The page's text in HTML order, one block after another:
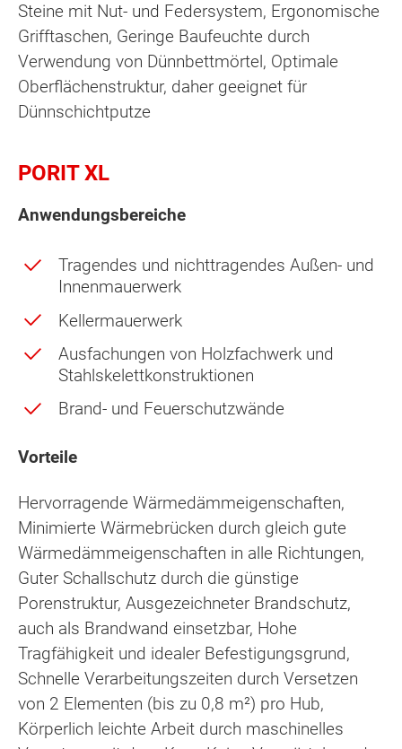
Steine mit Nut- und Federsystem, Ergonomische
Grifftaschen, Geringe Baufeuchte durch
Verwendung von Dünnbettmörtel, Optimale
Oberflächenstruktur, daher geeignet für
Dünnschichtputze
PORIT XL
Anwendungsbereiche
Tragendes und nichttragendes Außen- und
Innenmauerwerk
Kellermauerwerk
Ausfachungen von Holzfachwerk und
Stahlskelettkonstruktionen
Brand- und Feuerschutzwände
Vorteile
Hervorragende Wärmedämmeigenschaften,
Minimierte Wärmebrücken durch gleich gute
Wärmedämmeigenschaften in alle Richtungen,
Guter Schallschutz durch die günstige
Porenstruktur, Ausgezeichneter Brandschutz,
auch als Brandwand einsetzbar, Hohe
Tragfähigkeit und idealer Befestigungsgrund,
Schnelle Verarbeitungszeiten durch Versetzen
von 2 Elementen (bis zu 0,8 m²) pro Hub,
Körperlich leichte Arbeit durch maschinelles